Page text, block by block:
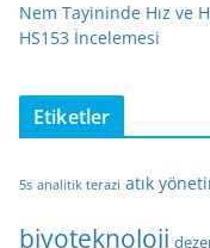
Nem Tayininde Hız ve
HS153 İncelemesi
Etiketler
5s analitik terazi atık
biyoteknoloji